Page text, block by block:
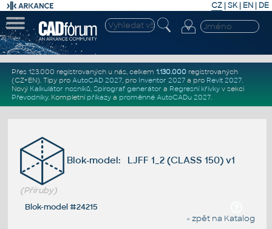
CZ | SK| EN | DE
Přes 123.000 registrovaných u nás, celkem 1.130.000registrovaných
(CZ+EN). Tipy pro AutoCAD 2027, pro Inventor 2027a pro Revit 2027.
Nový Kalkulátor nosníků, Spirograf generátor a Regresní křivkyv sekci
Převodníky. Kompletní příkazya proměnné AutoCADu 2027.
Blok-model: LJFF 1_2 (CLASS 150) v1
(Příruby)
Blok-model #24215
« zpět na Katalog